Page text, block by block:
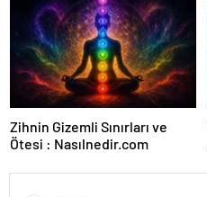
Zihnin Gizemli Sınırları ve
Ötesi : Nasılnedir.com